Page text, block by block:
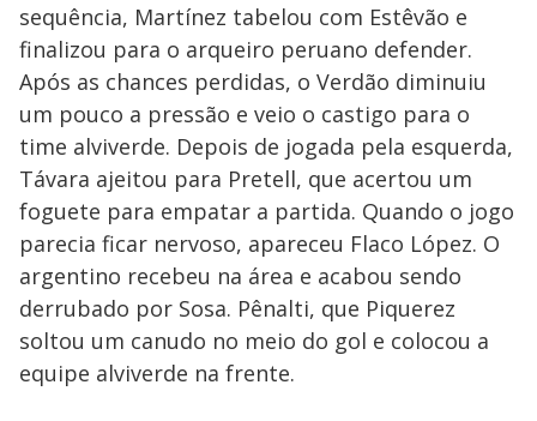
sequência, Martínez tabelou com Estêvão e
finalizou para o arqueiro peruano defender.
Após as chances perdidas, o Verdão diminuiu
um pouco a pressão e veio o castigo para o
time alviverde. Depois de jogada pela esquerda,
Távara ajeitou para Pretell, que acertou um
foguete para empatar a partida. Quando o jogo
parecia ficar nervoso, apareceu Flaco López. O
argentino recebeu na área e acabou sendo
derrubado por Sosa. Pênalti, que Piquerez
soltou um canudo no meio do gol e colocou a
equipe alviverde na frente.